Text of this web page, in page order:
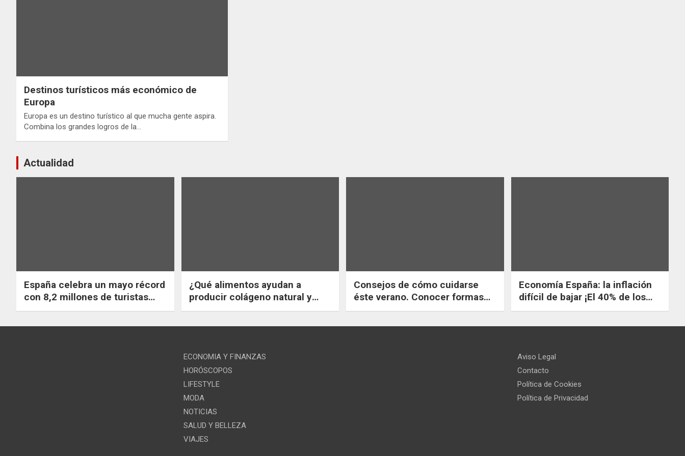
Destinos turísticos más económico de
Europa
Europa es un destino turístico al que mucha gente aspira.
Combina los grandes logros de la…
Actualidad
España celebra un mayo récord
con 8,2 millones de turistas
extranjeros que gastaron un
¿Qué alimentos ayudan a
producir colágeno natural y
reducir las arrugas?
Consejos de cómo cuidarse
éste verano. Conocer formas
de mantener la salud en
Economía España: la inflación
difícil de bajar ¡El 40% de los
jóvenes españoles no
ECONOMIA Y FINANZAS
HORÓSCOPOS
LIFESTYLE
MODA
NOTICIAS
SALUD Y BELLEZA
VIAJES
Aviso Legal
Contacto
Política de Cookies
Política de Privacidad